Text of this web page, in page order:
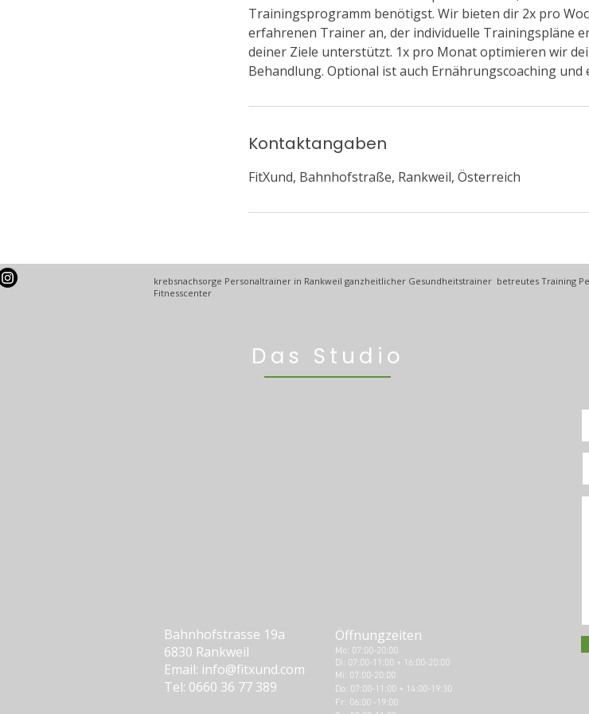
Trainingsprogramm benötigst. Wir bieten dir 2x pro
erfahrenen Trainer an, der individuelle Trainingspläne
deiner Ziele unterstützt. 1x pro Monat optimieren wir
Behandlung. Optional ist auch Ernährungscoaching
Kontaktangaben
FitXund, Bahnhofstraße, Rankweil, Österreich
krebsnachsorge Personaltrainer in Rankweil ganzheitlicher Gesundheitstrainer betreutes Training
Fitnesscenter
Das Studio
Bahnhofstrasse 19a
6830 Rankweil
Email: info@fitxund.com
Tel: 0660 36 77 389
Öffnungzeiten
Mo: 07:00-20:00
Di: 07:00-11:00 + 16:00-20:00
Mi: 07:00-20:00​
Do: 07:00-11:00 + 14:00-19:30
Fr: 06:00 -19:00